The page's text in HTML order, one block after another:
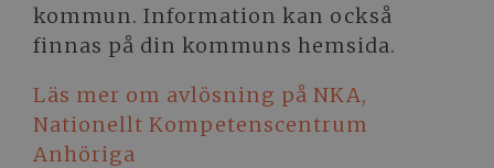
kommun. Information kan också
finnas på din kommuns hemsida.
Läs mer om avlösning på NKA,
Nationellt Kompetenscentrum
Anhöriga